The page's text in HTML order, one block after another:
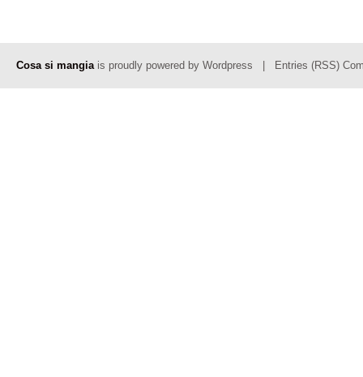
Cosa si mangiais proudly powered by Wordpress Entries (RSS)